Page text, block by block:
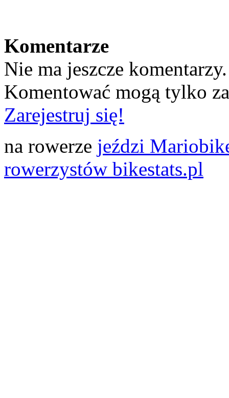
Komentarze
Nie ma jeszcze komentarzy.
Komentować mogą tylko
Zarejestruj się!
na rowerze jeździ
rowerzystów bikestats.pl